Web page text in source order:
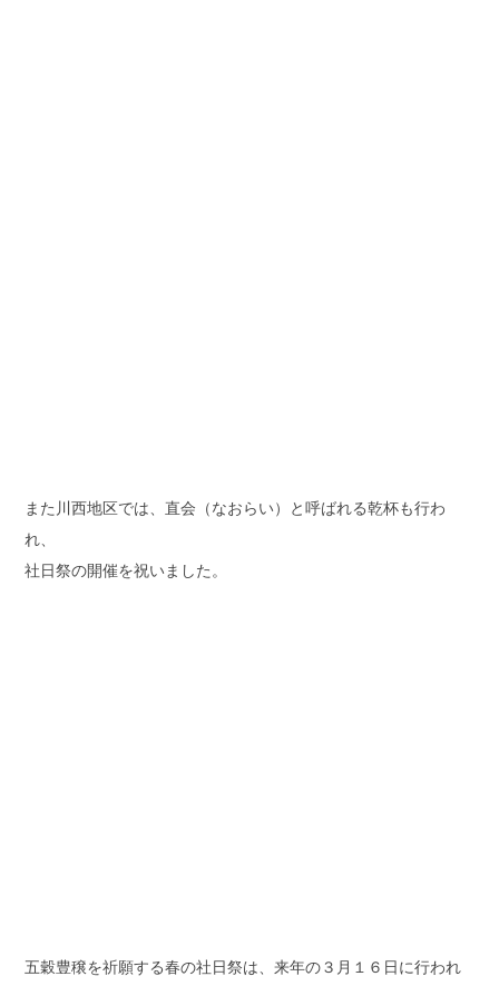
また川西地区では、直会（なおらい）と呼ばれる乾杯も行わ
れ、
社日祭の開催を祝いました。
五穀豊穣を祈願する春の社日祭は、来年の３月１６日に行われ